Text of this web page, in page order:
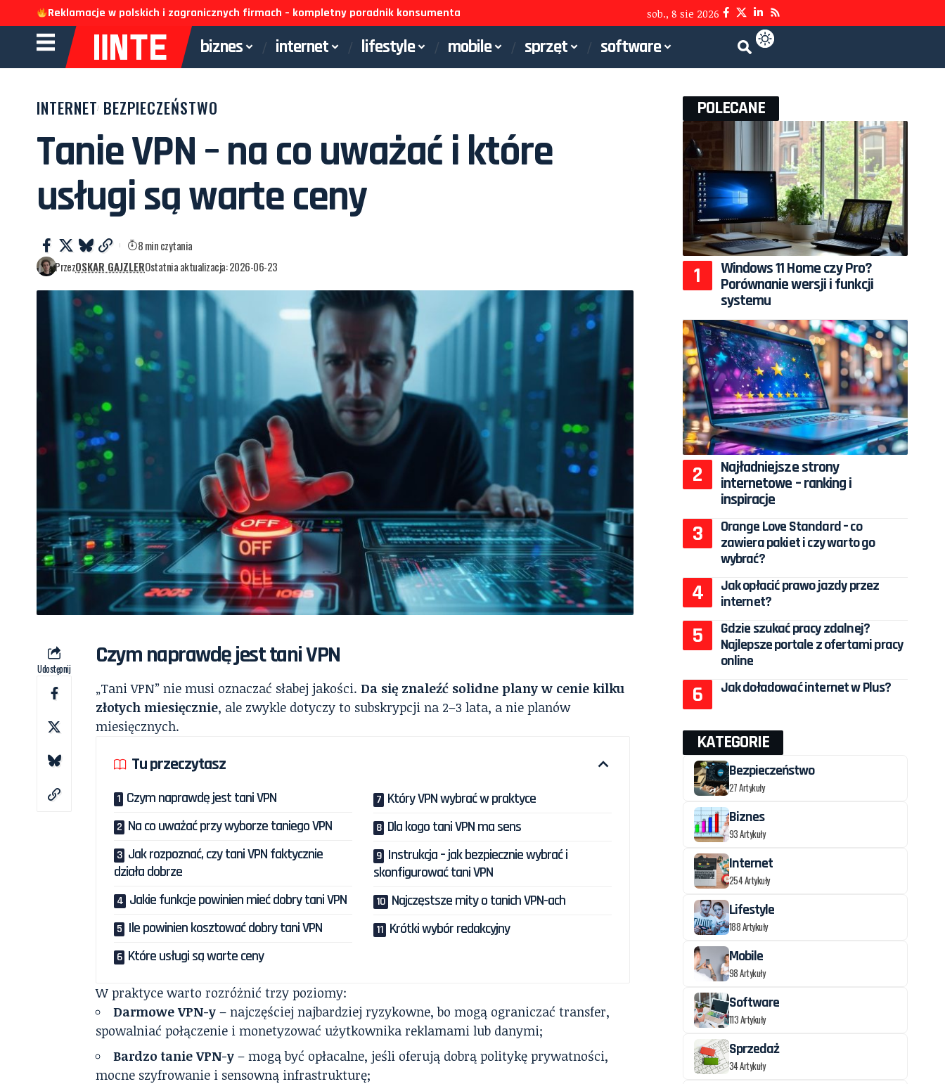
Reklamacje w polskich i zagranicznych firmach – kompletny poradnik konsumenta sob., 8 sie 2026
biznes internet lifestyle mobile sprzęt software
INTERNET BEZPIECZEŃSTWO
Tanie VPN – na co uważać i które
usługi są warte ceny
PrzezOSKAR GAJZLEROstatnia aktualizacja: 2026-06-23
8 min czytania
Udostępnij Czym naprawdę jest tani VPN
„Tani VPN” nie musi oznaczać słabej jakości.Da się znaleźć solidne plany w cenie kilku
złotych miesięcznie, ale zwykle dotyczy to subskrypcji na 2–3 lata, a nie planów
miesięcznych.
Tu przeczytasz
Czym naprawdę jest tani VPN
Na co uważać przy wyborze taniego VPN
Jak rozpoznać, czy tani VPN faktycznie
działa dobrze
Jakie funkcje powinien mieć dobry tani VPN
Ile powinien kosztować dobry tani VPN
Które usługi są warte ceny
Który VPN wybrać w praktyce
Dla kogo tani VPN ma sens
Instrukcja – jak bezpiecznie wybrać i
skonfigurować tani VPN
Najczęstsze mity o tanich VPN-ach
Krótki wybór redakcyjny
W praktyce warto rozróżnić trzy poziomy:
Darmowe VPN-y – najczęściej najbardziej ryzykowne, bo mogą ograniczać transfer,
spowalniać połączenie i monetyzować użytkownika reklamami lub danymi;
Bardzo tanie VPN-y – mogą być opłacalne, jeśli oferują dobrą politykę prywatności,
mocne szyfrowanie i sensowną infrastrukturę;
POLECANE
Windows 11 Home czy Pro?
Porównanie wersji i funkcji
systemu
Najładniejsze strony
internetowe – ranking i
inspiracje
Orange Love Standard – co
zawiera pakiet i czy warto go
wybrać?
Jak opłacić prawo jazdy przez
internet?
Gdzie szukać pracy zdalnej?
Najlepsze portale z ofertami pracy
online
Jak doładować internet w Plus?
KATEGORIE
Bezpieczeństwo
27 Artykuły
Biznes
93 Artykuły
Internet
254 Artykuły
Lifestyle
188 Artykuły
Mobile
98 Artykuły
Software
113 Artykuły
Sprzedaż
34 Artykuły